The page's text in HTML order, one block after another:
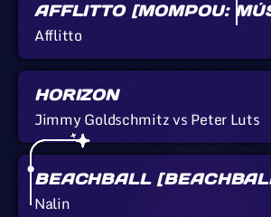
AFFLITTO [MOMPOU:
CALLADA]
Afflitto
HORIZON
Jimmy Goldschmitz vs Peter Luts
BEACHBALL
Nalin